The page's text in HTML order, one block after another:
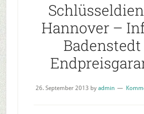
Hannover –
26. September 2013 by admin